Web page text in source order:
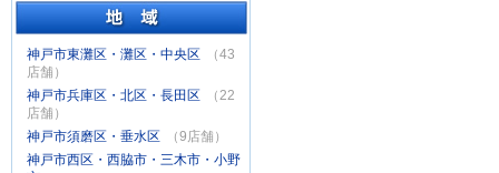
神戸市東灘区・灘区・中央区
（43
店舗）
神戸市兵庫区・北区・長田区
（22
店舗）
神戸市須磨区・垂水区
（9店舗）
神戸市西区・西脇市・三木市・小野